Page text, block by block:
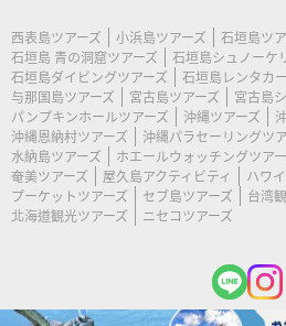
西表島ツアーズ 小浜島ツアーズ
石垣島ツ
石垣島 青の洞窟ツアーズ
石垣島シュノーケ
石垣島ダイビングツアーズ
石垣島レンタカ
与那国島ツアーズ
宮古島ツアーズ
宮古島
パンプキンホールツアーズ
沖縄ツアーズ
沖縄恩納村ツアーズ
沖縄パラセーリングツ
水納島ツアーズ
ホエールウォッチングツア
奄美ツアーズ
屋久島アクティビティ ハワ
プーケットツアーズ
セブ島ツアーズ 台湾
北海道観光ツアーズ
ニセコツアーズ